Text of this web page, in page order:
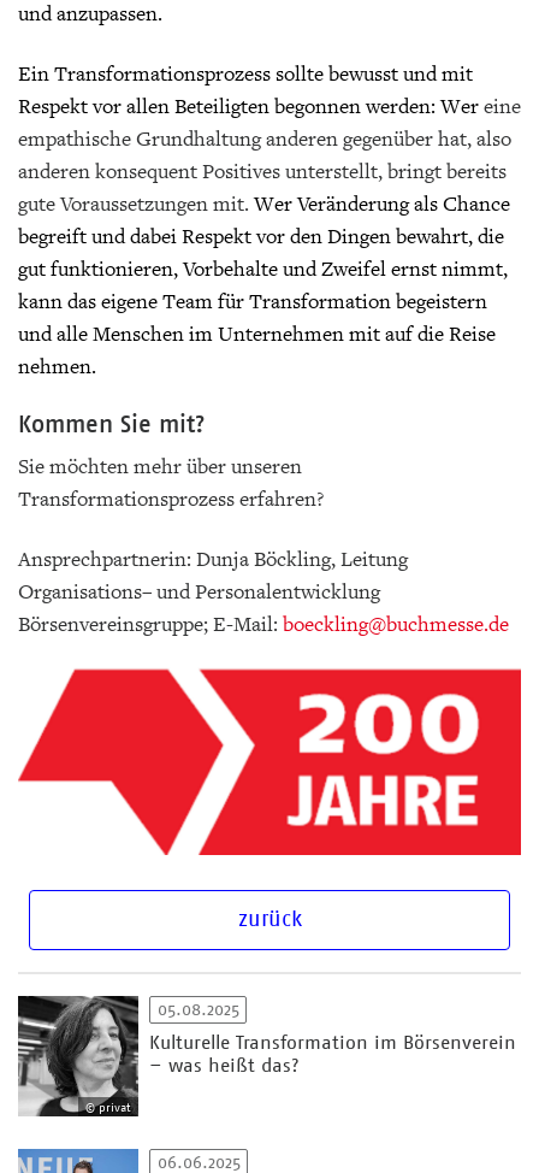
und anzupassen.
Ein Transformationsprozess sollte bewusst und mit
Respekt vor allen Beteiligten begonnen werden: Wereine
empathische Grundhaltung anderen gegenüber hat, also
anderen konsequent Positives unterstellt, bringt bereits
gute Voraussetzungen mit.Wer Veränderung als Chance
begreift und dabei Respekt vor den Dingen bewahrt, die
gut funktionieren, Vorbehalte und Zweifel ernst nimmt,
kann das eigene Team für Transformation begeistern
und alle Menschen im Unternehmen mit auf die Reise
nehmen.
Kommen Sie mit?
Sie möchten mehr über unseren
Transformationsprozess erfahren?
Ansprechpartnerin: Dunja Böckling, Leitung
Organisations– und Personalentwicklung
Börsenvereinsgruppe; E-Mail: boeckling@buchmesse.de
zurück
© privat
05.08.2025
Kulturelle Transformation im Börsenverein
– was heißt das?
06.06.2025